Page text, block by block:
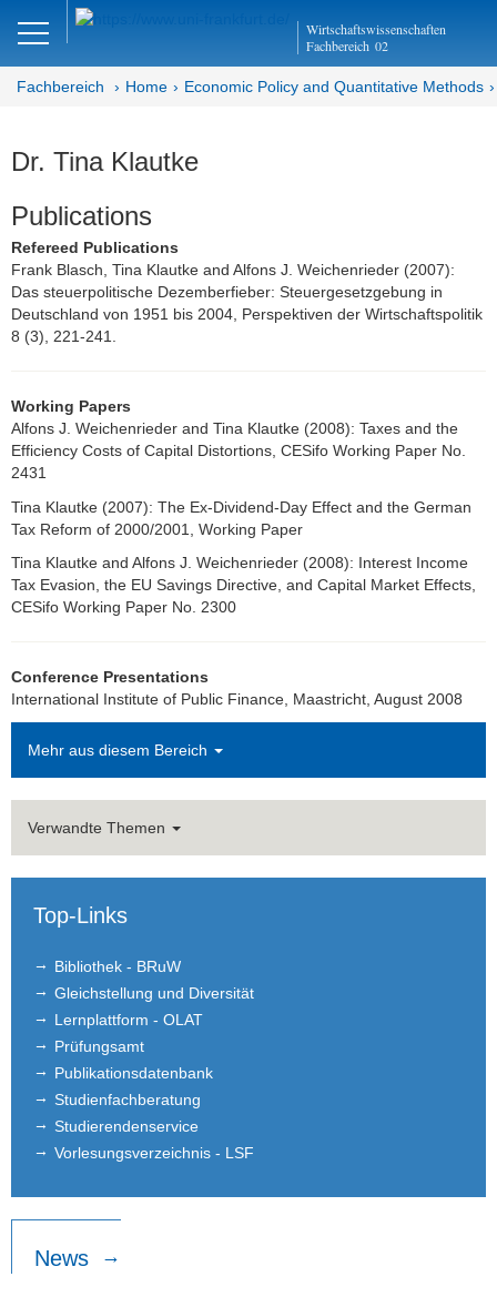
Wirtschaftswissenschaften
Fachbereich 02
DE Close
Economic Policy and
Department EQ
Home
Team
Inga Buschmann (Team Assistant)
Research Assistants
Honorarprofessuren
Student Assistants
Alumni
Hoang Ha Nguyen Thi, Ph.D.
Patrick Blank
Eren Gürer, Ph.D.
Dr. Sebastian Blesse
Dr. Sylwia Bialek
Dr. Besart Avdiu
Dr. Lukas Nöh
Dr. Shafik Hebous
Fachbereich Home Economic Policy and Quantitative Methods
Dr. Tina Klautke
Publications
Refereed Publications
Frank Blasch, Tina Klautke and Alfons J. Weichenrieder (2007):
Das steuerpolitische Dezemberfieber: Steuergesetzgebung in
Deutschland von 1951 bis 2004, Perspektiven der Wirtschaftspolitik
8 (3), 221-241.
Working Papers
Alfons J. Weichenrieder and Tina Klautke (2008): Taxes and the
Efficiency Costs of Capital Distortions, CESifo Working Paper No.
2431
Tina Klautke (2007): The Ex-Dividend-Day Effect and the German
Tax Reform of 2000/2001, Working Paper
Tina Klautke and Alfons J. Weichenrieder (2008): Interest Income
Tax Evasion, the EU Savings Directive, and Capital Market Effects,
CESifo Working Paper No. 2300
Conference Presentations
International Institute of Public Finance, Maastricht, August 2008
Mehr aus diesem Bereich
Verwandte Themen
Top-Links
Bibliothek - BRuW
Gleichstellung und Diversität
Lernplattform - OLAT
Prüfungsamt
Publikationsdatenbank
Studienfachberatung
Studierendenservice
Vorlesungsverzeichnis - LSF
News